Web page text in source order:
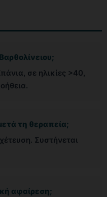
σε ηλικίες >40,
τη θεραπεία;
Συστήνεται
αφαίρεση;